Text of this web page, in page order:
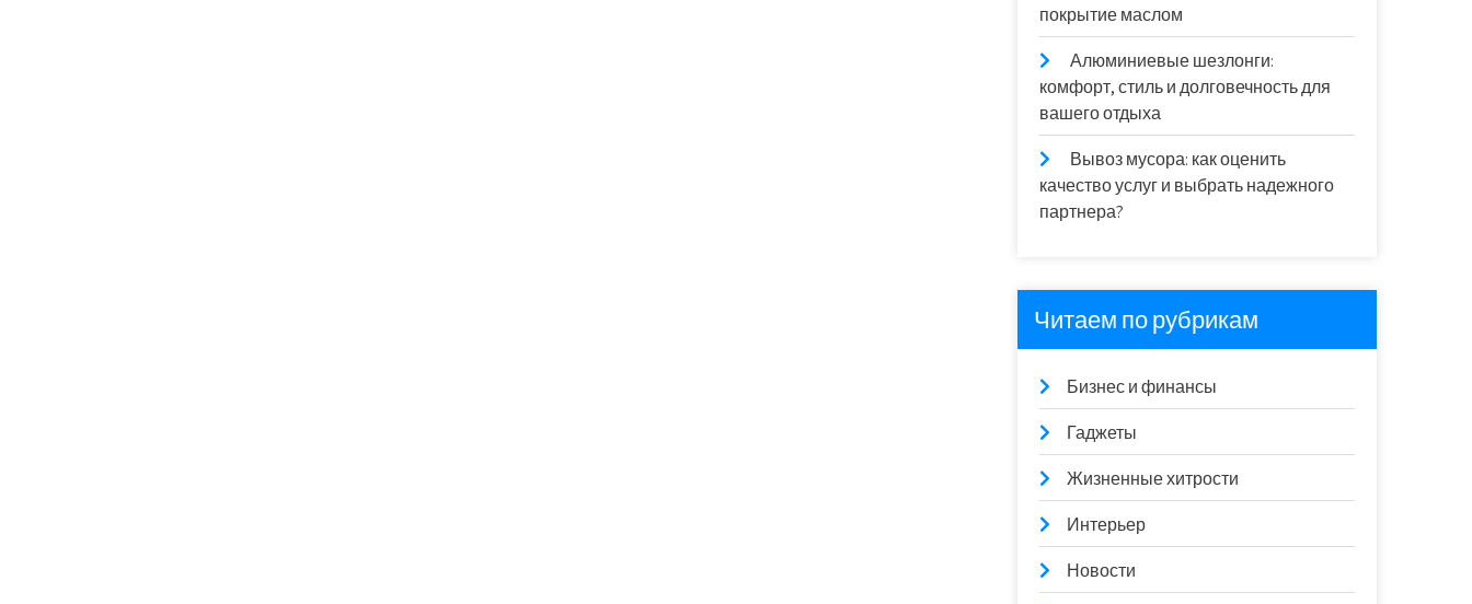
покрытие маслом
Алюминиевые шезлонги:
комфорт, стиль и долговечность для
вашего отдыха
Вывоз мусора: как оценить
качество услуг и выбрать надежного
партнера?
Читаем по рубрикам
Бизнес и финансы
Гаджеты
Жизненные хитрости
Интерьер
Новости